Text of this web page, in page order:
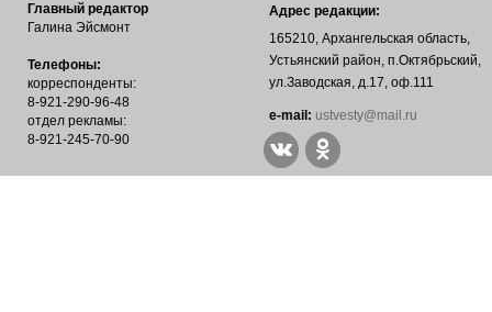
Главный редактор
Галина Эйсмонт
Телефоны:
корреспонденты:
8-921-290-96-48
отдел рекламы:
8-921-245-70-90
Адрес редакции:
165210, Архангельская область,
Устьянский район, п.Октябрьский,
ул.Заводская, д.17, оф.111
е-mail: ustvesty@mail.ru